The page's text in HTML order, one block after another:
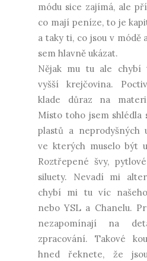
módu sice zajímá, ale
co mají peníze, to je
a taky ti, co jsou v módě
sem hlavně ukázat.
Nějak mu tu ale chybí
vyšší krejčovina.
klade důraz na
Místo toho jsem shlédla
plastů a neprodyšných
ve kterých muselo být
Roztřepené švy,
siluety. Nevadí mi
chybí mi tu víc
nebo YSL a Chanelu.
nezapomínají na
zpracování. Takové
hned řeknete, že